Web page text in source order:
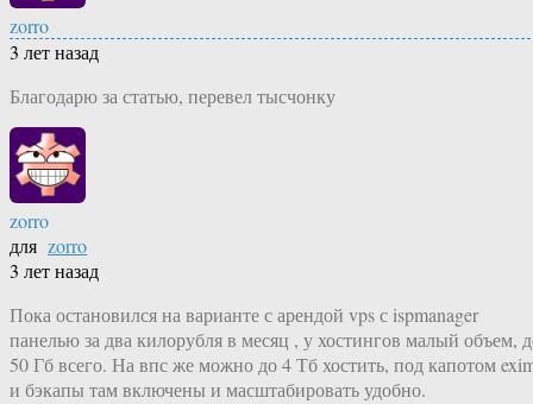
zorro
3 лет назад
Благодарю за статью, перевел тысчонку
zorro
для zorro
3 лет назад
Пока остановился на варианте с арендой vps с ispmanager
панелью за два килорубля в месяц , у хостингов малый объем,
50 Гб всего. На впс же можно до 4 Тб хостить, под капотом
и бэкапы там включены и масштабировать удобно.